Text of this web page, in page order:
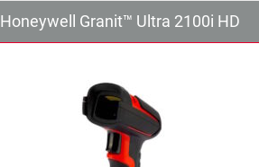
Honeywell Granit™ Ultra 2100i HD